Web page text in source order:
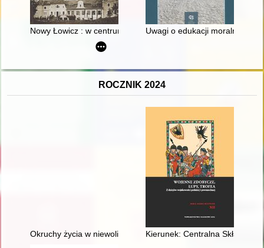
Nowy Łowicz : w centrum poligonu drawskiego od
Uwagi o edukacji moralnej
ROCZNIK 2024
Okruchy życia w niewoli Kierunek: Centralna